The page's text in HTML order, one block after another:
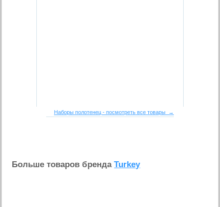
Наборы полотенец - посмотреть все товары →
Больше товаров брендаTurkey